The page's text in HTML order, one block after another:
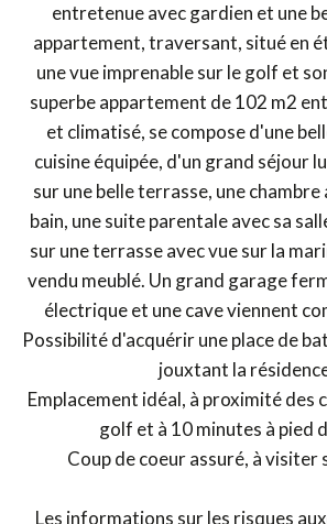
entretenue avec gardien et une
appartement, traversant, situé en
une vue imprenable sur le golf et
superbe appartement de 102 m2
et climatisé, se compose d'une
cuisine équipée, d'un grand séjour
sur une belle terrasse, une chambre
bain, une suite parentale avec sa
sur une terrasse avec vue sur la
vendu meublé. Un grand garage
électrique et une cave viennent
Possibilité d'acquérir une place de
jouxtant la
Emplacement idéal, à proximité des
golf et à 10 minutes à pied
Coup de coeur assuré, à visiter
Les informations sur les risques